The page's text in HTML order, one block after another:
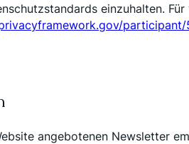
einzuhalten.
participant/
angebotenen Newsletter